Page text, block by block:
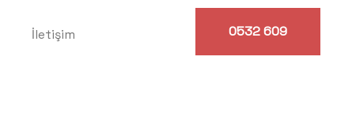
İletişim 0532 609